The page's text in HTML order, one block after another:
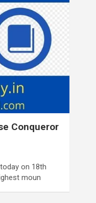
Conqueror
on 18th
moun